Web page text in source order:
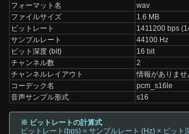
フォーマット名
wav
ファイルサイズ
1.6 MB
ビットレート
1411200 bps
サンプルレート
44100 Hz
ビット深度 (bit)
16 bit
チャンネル数
2
チャンネルレイアウト
情報がありませ
コーデック名
pcm_s16le
音声サンプル形式
s16
※ ビットレートの計算式
ビットレート(bps) = サンプルレート (Hz) × ビット